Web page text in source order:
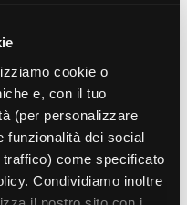
cookie o
e, con il tuo
(per personalizzare
funzionalità dei social
come specificato
Condividiamo inoltre
Mela, Lorenzo Taverna -
Infinity
- Grey Ladder
- Francesco Catarinolo -
- con il sostegno di Film
Fund
divisa in due- 2019 –